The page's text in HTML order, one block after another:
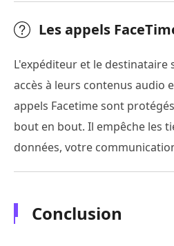
Les appels
L'expéditeur et le destinataire
accès à leurs contenus audio
appels Facetime sont
bout en bout. Il empêche les
données, votre
Conclusion